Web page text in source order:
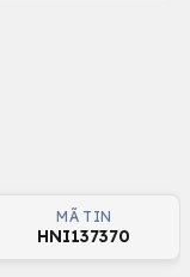
MÃ TIN
HNI137370